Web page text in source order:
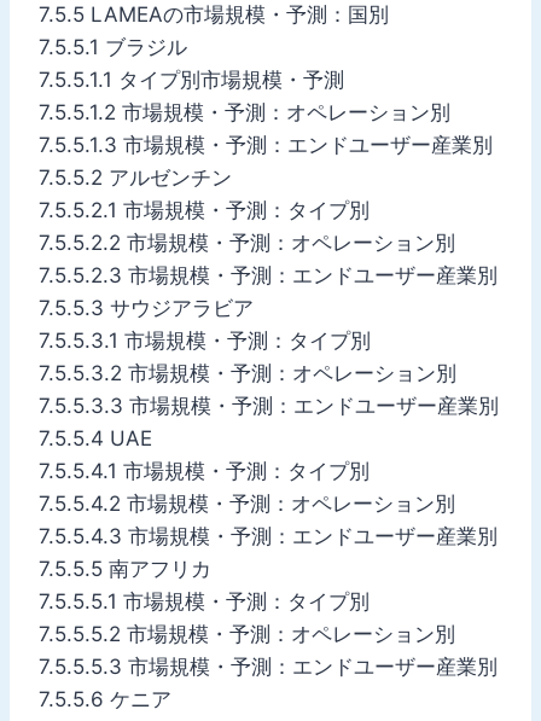
7.5.5 LAMEAの市場規模・予測：国別
7.5.5.1 ブラジル
7.5.5.1.1 タイプ別市場規模・予測
7.5.5.1.2 市場規模・予測：オペレーション別
7.5.5.1.3 市場規模・予測：エンドユーザー産業別
7.5.5.2 アルゼンチン
7.5.5.2.1 市場規模・予測：タイプ別
7.5.5.2.2 市場規模・予測：オペレーション別
7.5.5.2.3 市場規模・予測：エンドユーザー産業別
7.5.5.3 サウジアラビア
7.5.5.3.1 市場規模・予測：タイプ別
7.5.5.3.2 市場規模・予測：オペレーション別
7.5.5.3.3 市場規模・予測：エンドユーザー産業別
7.5.5.4 UAE
7.5.5.4.1 市場規模・予測：タイプ別
7.5.5.4.2 市場規模・予測：オペレーション別
7.5.5.4.3 市場規模・予測：エンドユーザー産業別
7.5.5.5 南アフリカ
7.5.5.5.1 市場規模・予測：タイプ別
7.5.5.5.2 市場規模・予測：オペレーション別
7.5.5.5.3 市場規模・予測：エンドユーザー産業別
7.5.5.6 ケニア